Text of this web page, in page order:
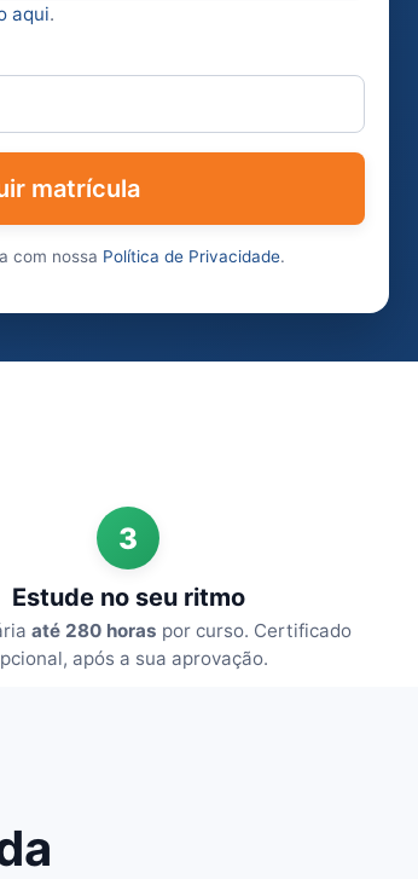
aqui.
matrícula
com nossa Política de Privacidade.
3
Estude no seu ritmo
até 280 horas por curso. Certificado
após a sua aprovação.